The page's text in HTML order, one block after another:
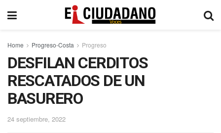
Home Progreso-Costa Progreso
DESFILAN CERDITOS
RESCATADOS DE UN
BASURERO
24 septiembre, 2022